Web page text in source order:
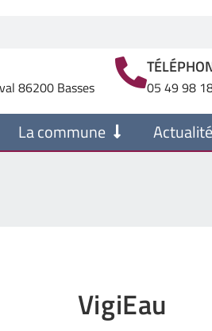
86200 Basses 05 49 98
La commune
VigiEau